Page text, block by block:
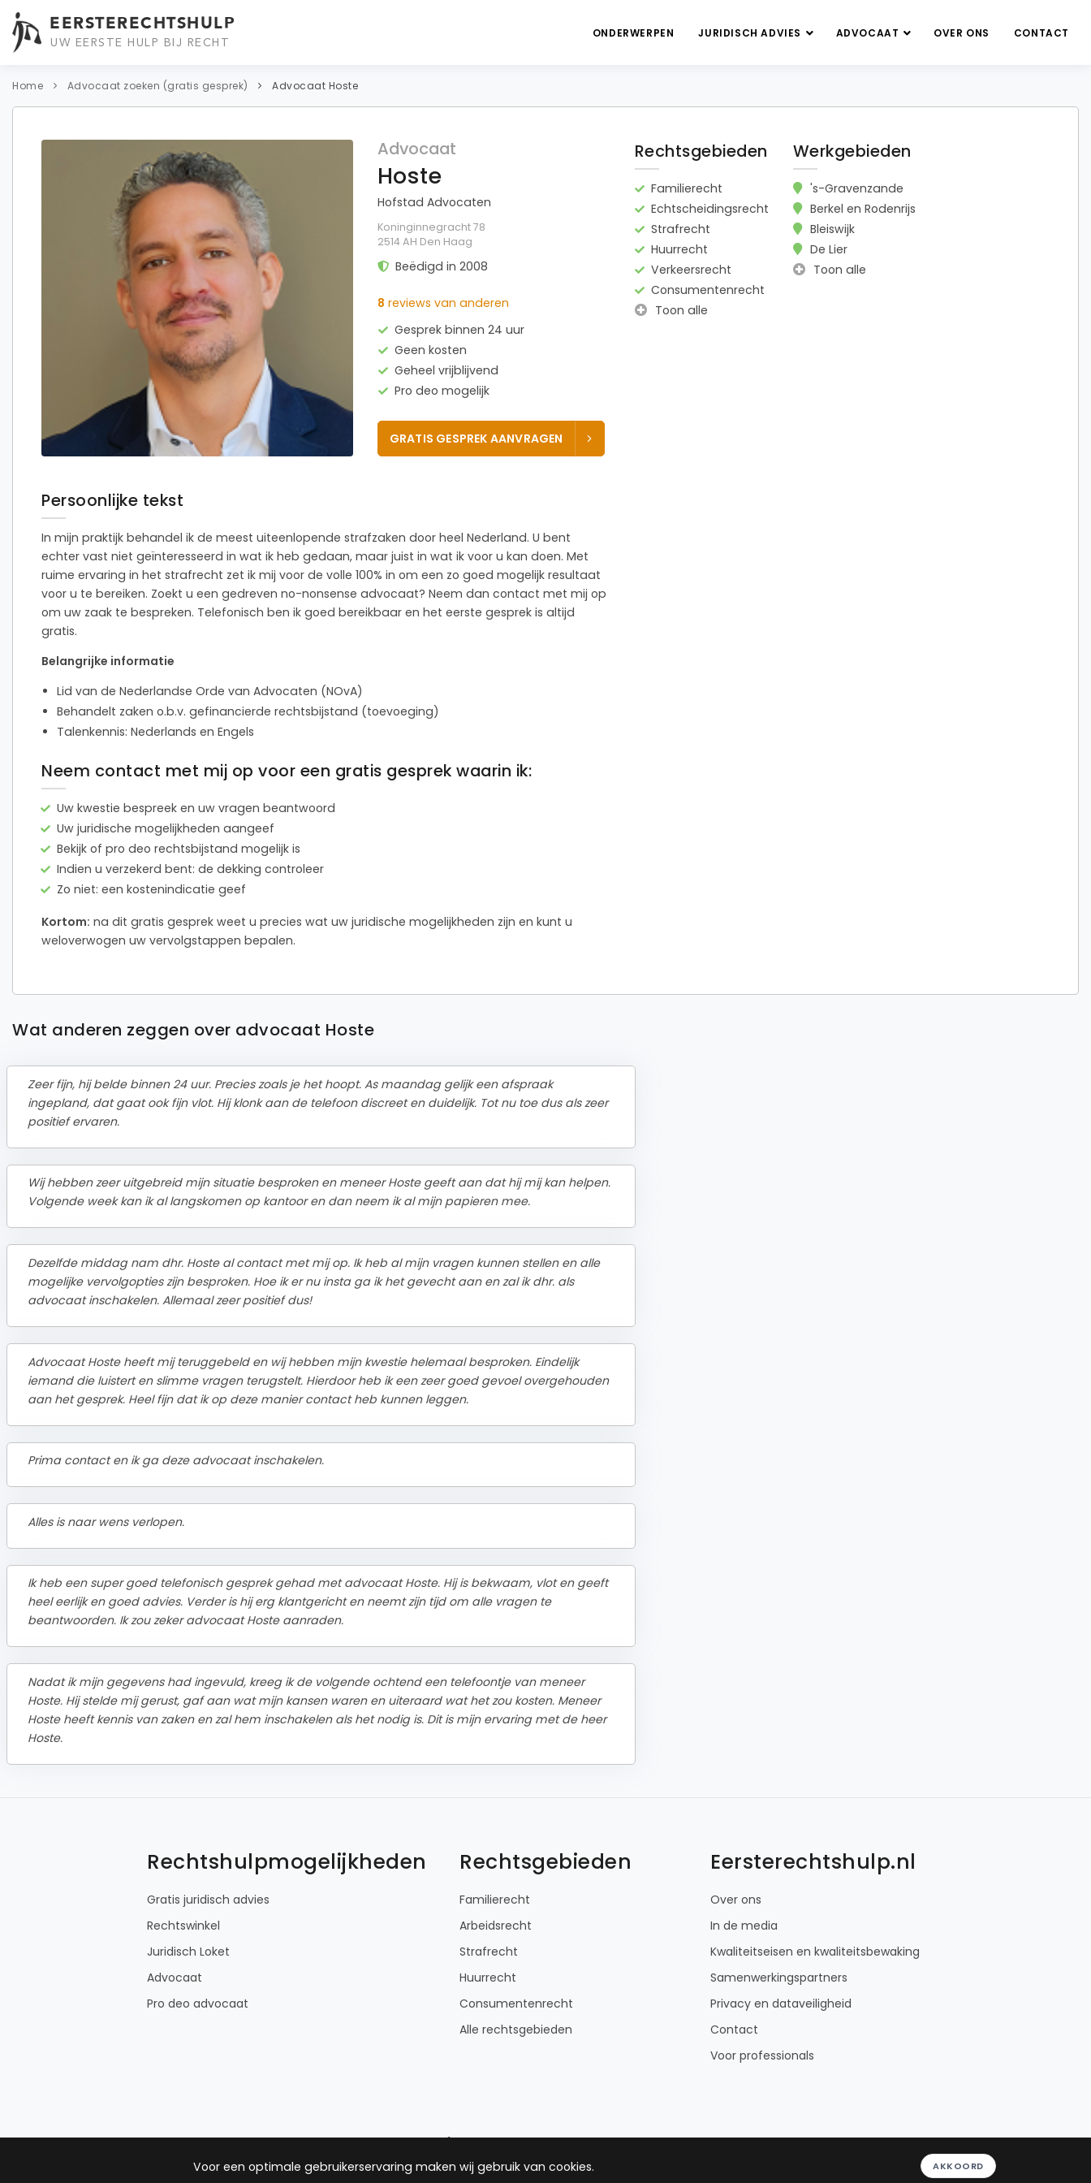
EERSTERECHTSHULP
UW EERSTE HULP BIJ RECHT
ONDERWERPEN JURIDISCH ADVIES ADVOCAAT OVER ONS CONTACT
Home Advocaat zoeken (gratis gesprek) Advocaat Hoste
Advocaat
Hoste
Hofstad Advocaten
Koninginnegracht 78
2514 AH Den Haag
Beëdigd in 2008
8 reviews van anderen
Gesprek binnen 24 uur
Geen kosten
Geheel vrijblijvend
Pro deo mogelijk
GRATIS GESPREK AANVRAGEN
Persoonlijke tekst
In mijn praktijk behandel ik de meest uiteenlopende strafzaken door heel Nederland. U bent
echter vast niet geïnteresseerd in wat ik heb gedaan, maar juist in wat ik voor u kan doen. Met
ruime ervaring in het strafrecht zet ik mij voor de volle 100% in om een zo goed mogelijk resultaat
voor u te bereiken. Zoekt u een gedreven no-nonsense advocaat? Neem dan contact met mij op
om uw zaak te bespreken. Telefonisch ben ik goed bereikbaar en het eerste gesprek is altijd
gratis.
Belangrijke informatie
Lid van de Nederlandse Orde van Advocaten (NOvA)
Behandelt zaken o.b.v. gefinancierde rechtsbijstand (toevoeging)
Talenkennis: Nederlands en Engels
Neem contact met mij op voor een gratis gesprek waarin ik:
Uw kwestie bespreek en uw vragen beantwoord
Uw juridische mogelijkheden aangeef
Bekijk of pro deo rechtsbijstand mogelijk is
Indien u verzekerd bent: de dekking controleer
Zo niet: een kostenindicatie geef
Kortom: na dit gratis gesprek weet u precies wat uw juridische mogelijkheden zijn en kunt u
weloverwogen uw vervolgstappen bepalen.
Rechtsgebieden
Familierecht
Echtscheidingsrecht
Strafrecht
Huurrecht
Verkeersrecht
Consumentenrecht
Toon alle
Werkgebieden
's-Gravenzande
Berkel en Rodenrijs
Bleiswijk
De Lier
Toon alle
Wat anderen zeggen over advocaat Hoste
Zeer fijn, hij belde binnen 24 uur. Precies zoals je het hoopt. As maandag gelijk een afspraak
ingepland, dat gaat ook fijn vlot. Hij klonk aan de telefoon discreet en duidelijk. Tot nu toe dus als zeer
positief ervaren.
Wij hebben zeer uitgebreid mijn situatie besproken en meneer Hoste geeft aan dat hij mij kan helpen.
Volgende week kan ik al langskomen op kantoor en dan neem ik al mijn papieren mee.
Dezelfde middag nam dhr. Hoste al contact met mij op. Ik heb al mijn vragen kunnen stellen en alle
mogelijke vervolgopties zijn besproken. Hoe ik er nu insta ga ik het gevecht aan en zal ik dhr. als
advocaat inschakelen. Allemaal zeer positief dus!
Advocaat Hoste heeft mij teruggebeld en wij hebben mijn kwestie helemaal besproken. Eindelijk
iemand die luistert en slimme vragen terugstelt. Hierdoor heb ik een zeer goed gevoel overgehouden
aan het gesprek. Heel fijn dat ik op deze manier contact heb kunnen leggen.
Prima contact en ik ga deze advocaat inschakelen.
Alles is naar wens verlopen.
Ik heb een super goed telefonisch gesprek gehad met advocaat Hoste. Hij is bekwaam, vlot en geeft
heel eerlijk en goed advies. Verder is hij erg klantgericht en neemt zijn tijd om alle vragen te
beantwoorden. Ik zou zeker advocaat Hoste aanraden.
Nadat ik mijn gegevens had ingevuld, kreeg ik de volgende ochtend een telefoontje van meneer
Hoste. Hij stelde mij gerust, gaf aan wat mijn kansen waren en uiteraard wat het zou kosten. Meneer
Hoste heeft kennis van zaken en zal hem inschakelen als het nodig is. Dit is mijn ervaring met de heer
Hoste.
Rechtshulpmogelijkheden
Gratis juridisch advies
Rechtswinkel
Juridisch Loket
Advocaat
Pro deo advocaat
Rechtsgebieden
Familierecht
Arbeidsrecht
Strafrecht
Huurrecht
Consumentenrecht
Alle rechtsgebieden
Eersterechtshulp.nl
Over ons
In de media
Kwaliteitseisen en kwaliteitsbewaking
Samenwerkingspartners
Privacy en dataveiligheid
Contact
Voor professionals
Voor een optimale gebruikerservaring maken wij gebruik van cookies. AKKOORD